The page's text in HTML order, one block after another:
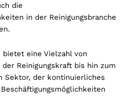
die
in der Reinigungsbranche
bietet eine Vielzahl von
Reinigungskraft bis hin zum
Sektor, der kontinuierliches